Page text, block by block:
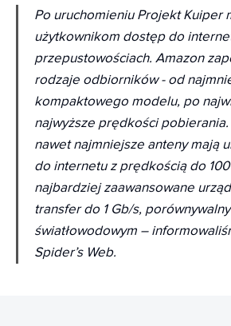
Po uruchomieniu Projekt Kuiper
użytkownikom dostęp do
przepustowościach. Amazon
rodzaje odbiorników - od
kompaktowego modelu, po
najwyższe prędkości
nawet najmniejsze anteny mają
do internetu z prędkością do
najbardziej zaawansowane
transfer do 1 Gb/s,
światłowodowym –
Spider’s Web.